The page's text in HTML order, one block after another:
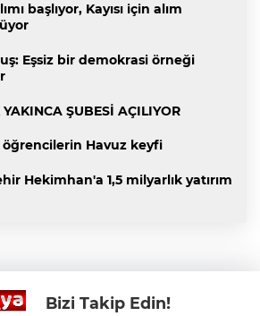
başlıyor, Kayısı için alım
Eşsiz bir demokrasi örneği
YAKINCA ŞUBESİ AÇILIYOR
öğrencilerin Havuz keyfi
Hekimhan'a 1,5 milyarlık yatırım
Bizi Takip Edin!